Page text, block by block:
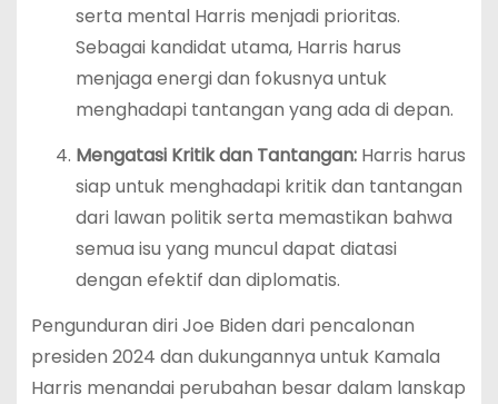
serta mental Harris menjadi prioritas.
Sebagai kandidat utama, Harris harus
menjaga energi dan fokusnya untuk
menghadapi tantangan yang ada di depan.
Mengatasi Kritik dan Tantangan:Harris harus
siap untuk menghadapi kritik dan tantangan
dari lawan politik serta memastikan bahwa
semua isu yang muncul dapat diatasi
dengan efektif dan diplomatis.
Pengunduran diri Joe Biden dari pencalonan
presiden 2024 dan dukungannya untuk Kamala
Harris menandai perubahan besar dalam lanskap